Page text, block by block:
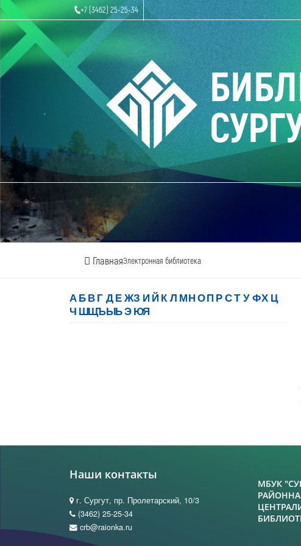
+7 (3462) 25-25-34
ГлавнаяЭлектронная библиотека
АБВГ ДЕЖЗ И Й К Л МНОП РСТ УФХ Ц
Ч ШЩЪЫЬЭЮЯ
Наши контакты
г. Сургут, пр. Пролетарский, 10/3
(3462) 25-25-34
crb@raionka.ru
МБУК